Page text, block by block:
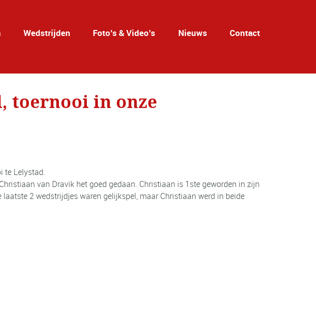
Wedstrijden Foto’s & Video’s Nieuws Contact
toernooi in onze
te Lelystad.
van Dravik het goed gedaan. Christiaan is 1ste geworden in zijn
2 wedstrijdjes waren gelijkspel, maar Christiaan werd in beide